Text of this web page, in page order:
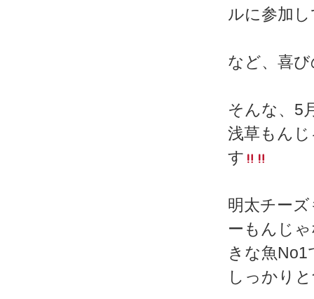
ルに参加
など、喜
そんな、5
浅草もん
す
明太チー
ーもんじ
きな魚
しっかり